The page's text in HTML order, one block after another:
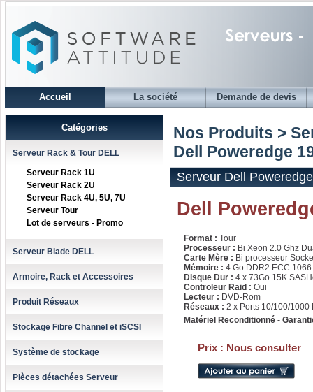
Accueil La société Demande de devis
Catégories
Serveur Rack & Tour DELL
Serveur Rack 1U
Serveur Rack 2U
Serveur Rack 4U, 5U, 7U
Serveur Tour
Lot de serveurs - Promo
Serveur Blade DELL
Armoire, Rack et Accessoires
Produit Réseaux
Stockage Fibre Channel et iSCSI
Système de stockage
Pièces détachées Serveur
Nos Produits >
Dell Poweredge
Serveur Dell
Dell
Format : Tour
Processeur : Bi Xeon 2.0 Ghz
Carte Mère : Bi processeur
Mémoire : 4 Go DDR2 ECC
Disque Dur : 4 x 73Go 15K
Controleur Raid : Oui
Lecteur : DVD-Rom
Réseaux : 2 x Ports 10/100/1000
Matériel Reconditionné -
Prix : Nous consulter